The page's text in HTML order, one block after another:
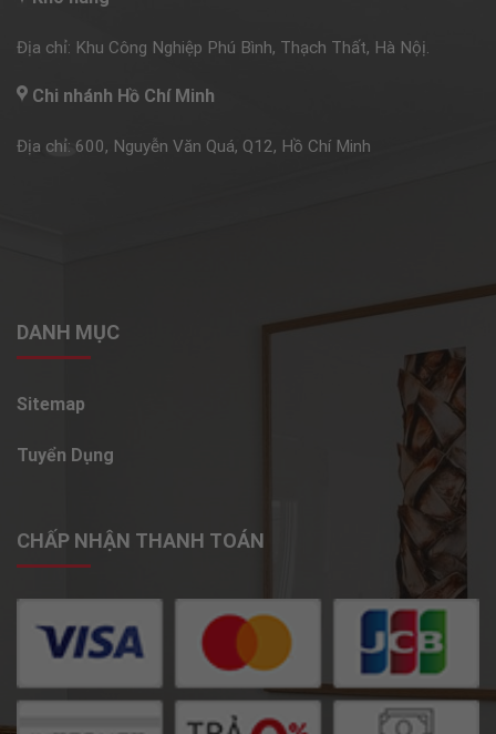
Địa chỉ: Khu Công Nghiệp Phú Bình, Thạch Thất, Hà Nộị.
Chi nhánh Hồ Chí Minh
Địa chỉ: 600, Nguyễn Văn Quá, Q12, Hồ Chí Minh
DANH MỤC
Sitemap
Tuyển Dụng
CHẤP NHẬN THANH TOÁN